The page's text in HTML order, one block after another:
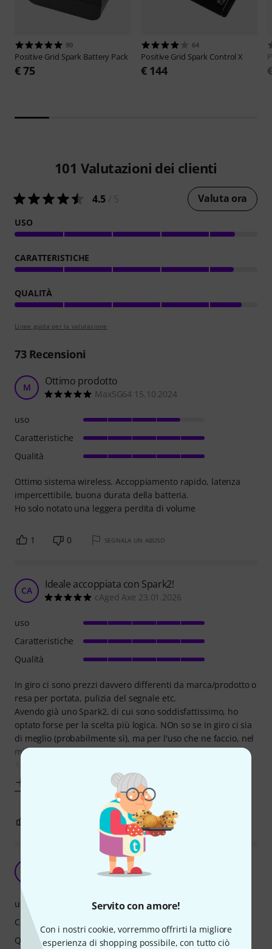
Servito con amore!
Con i nostri cookie, vorremmo offrirti la migliore
esperienza di shopping possibile, con tutto ciò
90
Positive Grid Spark Battery Pack
€ 75
64
Positive Grid Spark Control X
€ 144
101 Valutazioni dei clienti
4.5 Valuta ora
USO
CARATTERISTICHE
QUALITÀ
Linee guida per la valutazione
73Recensioni
M Ottimo prodotto
MaxSG64 15.10.2024
Ottimo sistema wireless. Accoppiamento rapido, latenza
impercettibile, buona durata della batteria.
Ho solo notato una leggera perdita di volume
uso
Caratteristiche
Qualità
1 0 SEGNALA UN ABUSO
CA Ideale accoppiata con Spark2!
cAged Axe 23.01.2026
In giro ci sono prezzi davvero differenti da marca/prodotto o
resa per portata, pulizia del segnale etc.
Avendo già uno Spark2, di cui sono soddisfattissimo, ho
optato forse per la scelta più logica. NOn so se in giro ci sia
di meglio (probabilmente sì), ma per l'uso che ne faccio, nel
mio piccolo studio/ufficio di casa, fanno il loro dovere.
uso
Caratteristiche
Qualità
SEGNALA UN ABUSO
Ricevuto crepato
Orione 07 05.10.2024
uso
Caratteristiche
Qualità